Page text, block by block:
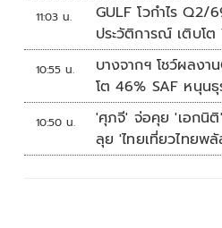
11:03 น.
GULF โวกำไร Q2/
ประวัติการณ์ เติบโต
10:55 น.
บางจากฯ โชว์ผลงา
โต 46% SAF หนุน
10:50 น.
'ศุภจี' จ่อคุย 'เอกนิติ
ลุย 'ไทยเที่ยวไทยพ